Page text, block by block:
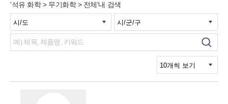
'석유 화학 > 무기화학 > 전체'내 검색